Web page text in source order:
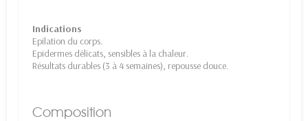
Indications
Epilation du corps.
Epidermes délicats, sensibles à la chaleur.
Résultats durables (3 à 4 semaines), repousse douce.
Composition